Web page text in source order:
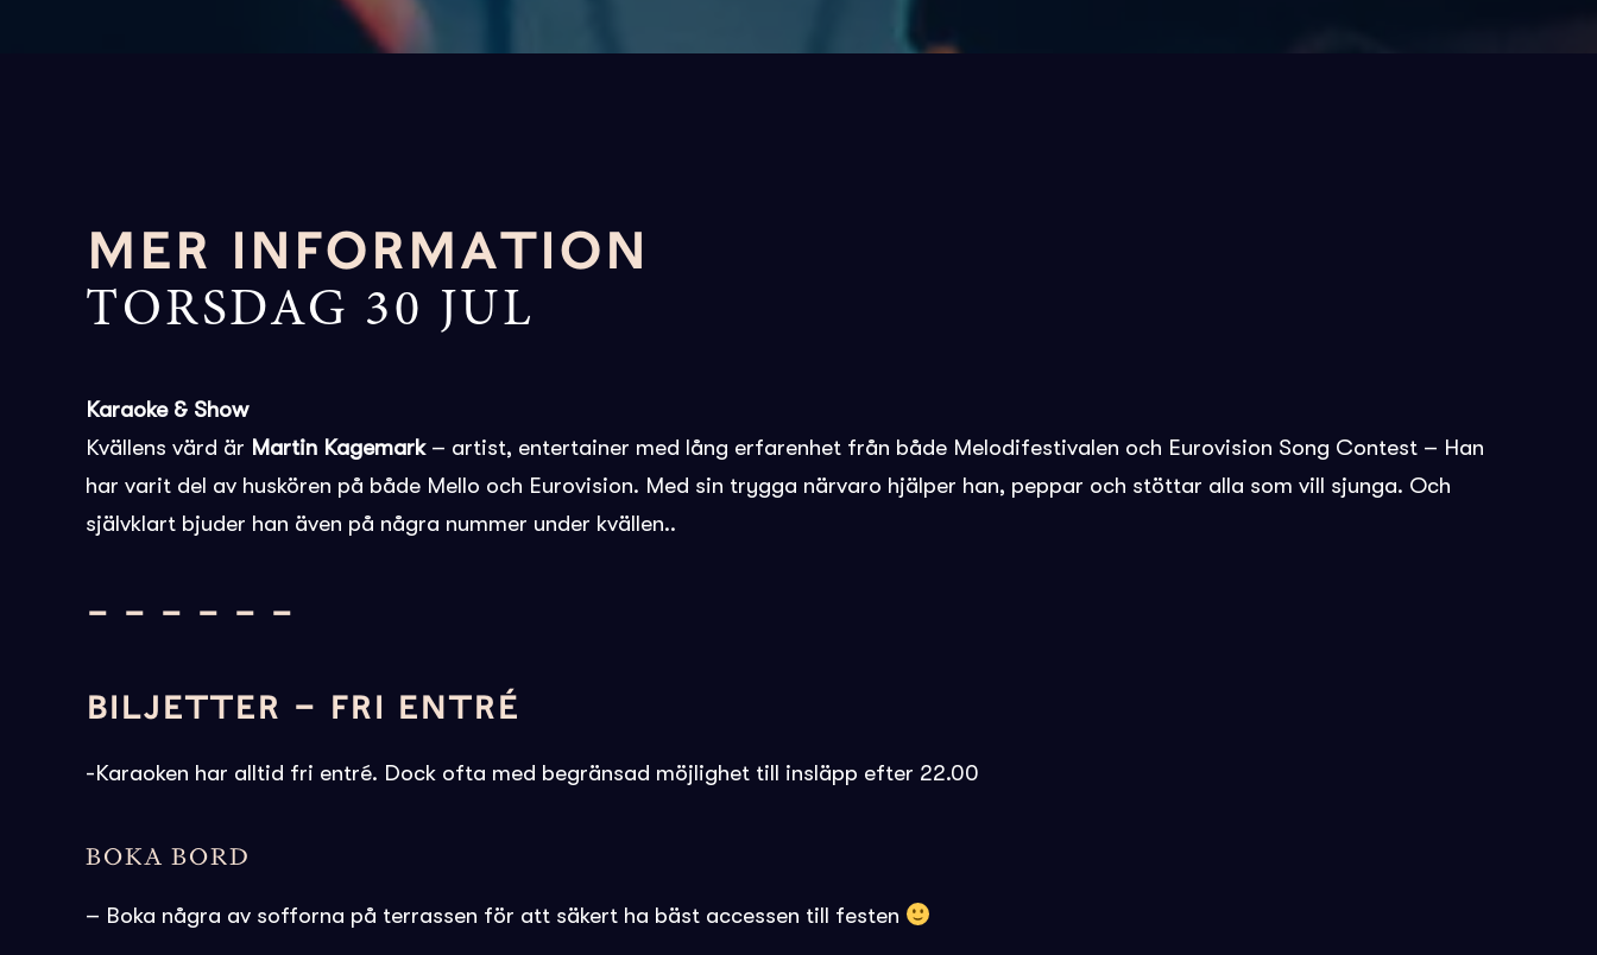
MER INFORMATION
TORSDAG 30 JUL
Karaoke & Show
Kvällens värd är Martin Kagemark– artist, entertainer med lång erfarenhet från både Melodifestivalen och Eurovision Song Contest – Han
har varit del av huskören på både Mello och Eurovision. Med sin trygga närvaro hjälper han, peppar och stöttar alla som vill sjunga. Och
självklart bjuder han även på några nummer under kvällen..
– – – – – –
BILJETTER – FRI ENTRÉ
-Karaoken har alltid fri entré. Dock ofta med begränsad möjlighet till insläpp efter 22.00
BOKA BORD
– Boka några av sofforna på terrassen för att säkert ha bäst accessen till festen